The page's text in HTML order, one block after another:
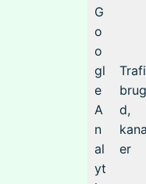
G
o
o
gl
e
A
n
al
yt
d,
er